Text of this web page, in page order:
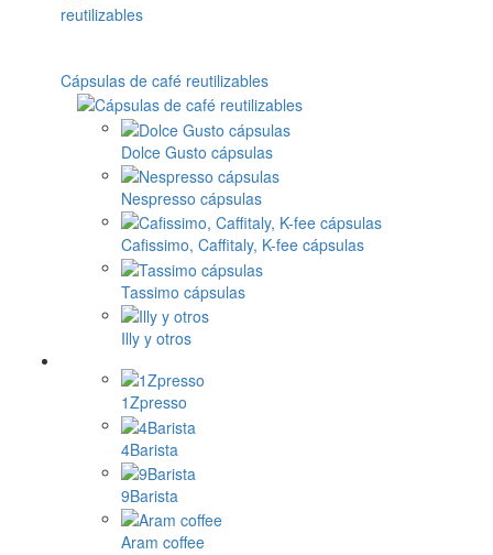
Cápsulas de café reutilizables
Dolce Gusto cápsulas
Nespresso cápsulas
Cafissimo, Caffitaly, K-fee cápsulas
Tassimo cápsulas
Illy y otros
1Zpresso
4Barista
9Barista
Aram coffee